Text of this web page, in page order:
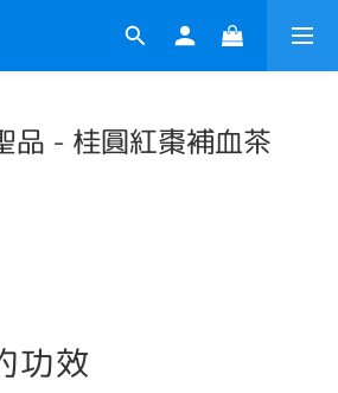
品 - 桂圓紅棗補血茶
功效